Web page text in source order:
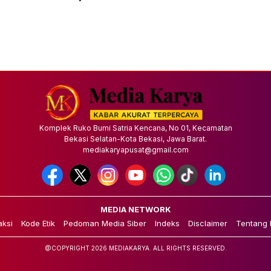
Komplek Ruko Bumi Satria Kencana, No 01, Kecamatan
Bekasi Selatan-Kota Bekasi, Jawa Barat.
mediakaryapusat@gmail.com
MEDIA NETWORK
Kode Etik Pedoman Media Siber Indeks Disclaimer Tentang
@COPYRIGHT 2026 MEDIAKARYA. ALL RIGHTS RESERVED.